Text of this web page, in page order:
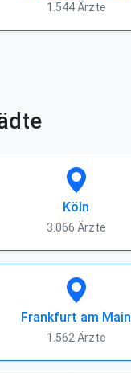
1.544 Ärzte
Köln
3.066 Ärzte
Frankfurt am Main
1.562 Ärzte